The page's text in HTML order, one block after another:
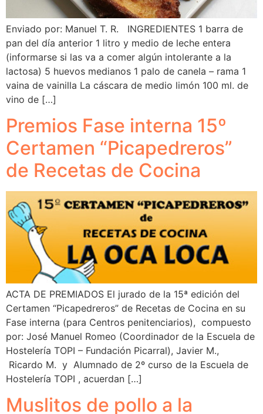
Enviado por: Manuel T. R. INGREDIENTES 1 barra de
pan del día anterior 1 litro y medio de leche entera
(informarse si las va a comer algún intolerante a la
lactosa) 5 huevos medianos 1 palo de canela – rama 1
vaina de vainilla La cáscara de medio limón 100 ml. de
vino de […]
Premios Fase interna 15º
Certamen “Picapedreros”
de Recetas de Cocina
ACTA DE PREMIADOS El jurado de la 15ª edición del
Certamen “Picapedreros” de Recetas de Cocina en su
Fase interna (para Centros penitenciarios), compuesto
por: José Manuel Romeo (Coordinador de la Escuela de
Hostelería TOPI – Fundación Picarral), Javier M.,
Ricardo M. y Alumnado de 2º curso de la Escuela de
Hostelería TOPI , acuerdan […]
Muslitos de pollo a la